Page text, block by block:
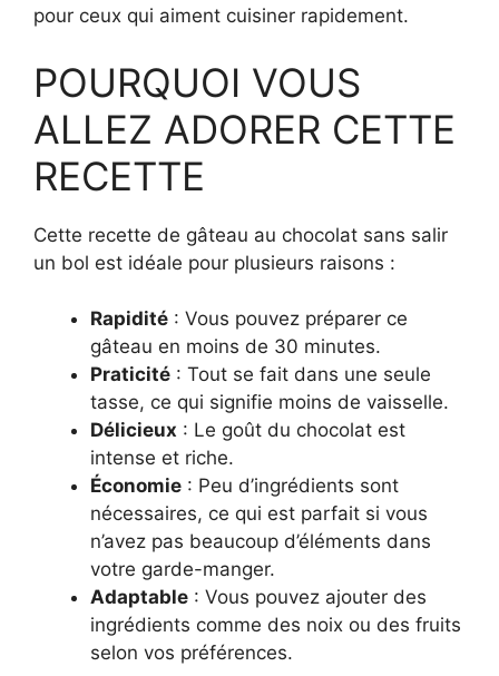
pour ceux qui aiment cuisiner rapidement.
POURQUOI VOUS
ALLEZ ADORER CETTE
RECETTE
Cette recette de gâteau au chocolat sans salir
un bol est idéale pour plusieurs raisons :
Rapidité : Vous pouvez préparer ce
gâteau en moins de 30 minutes.
Praticité : Tout se fait dans une seule
tasse, ce qui signifie moins de vaisselle.
Délicieux : Le goût du chocolat est
intense et riche.
Économie : Peu d’ingrédients sont
nécessaires, ce qui est parfait si vous
n’avez pas beaucoup d’éléments dans
votre garde-manger.
Adaptable : Vous pouvez ajouter des
ingrédients comme des noix ou des fruits
selon vos préférences.